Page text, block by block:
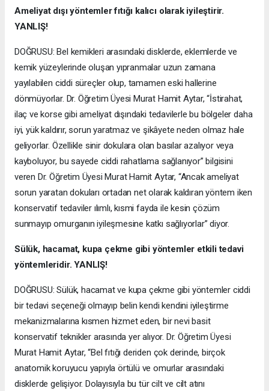
Ameliyat dışı yöntemler fıtığı kalıcı olarak iyileştirir.
YANLIŞ!
DOĞRUSU: Bel kemikleri arasındaki disklerde, eklemlerde ve
kemik yüzeylerinde oluşan yıpranmalar uzun zamana
yayılabilen ciddi süreçler olup, tamamen eski hallerine
dönmüyorlar. Dr. Öğretim Üyesi Murat Hamit Aytar, “İstirahat,
ilaç ve korse gibi ameliyat dışındaki tedavilerle bu bölgeler daha
iyi, yük kaldırır, sorun yaratmaz ve şikâyete neden olmaz hale
geliyorlar. Özellikle sinir dokulara olan basılar azalıyor veya
kayboluyor, bu sayede ciddi rahatlama sağlanıyor” bilgisini
veren Dr. Öğretim Üyesi Murat Hamit Aytar, “Ancak ameliyat
sorun yaratan dokuları ortadan net olarak kaldıran yöntem iken
konservatif tedaviler ılımlı, kısmi fayda ile kesin çözüm
sunmayıp omurganın iyileşmesine katkı sağlıyorlar” diyor.
Sülük, hacamat, kupa çekme gibi yöntemler etkili tedavi
yöntemleridir. YANLIŞ!
DOĞRUSU: Sülük, hacamat ve kupa çekme gibi yöntemler ciddi
bir tedavi seçeneği olmayıp belin kendi kendini iyileştirme
mekanizmalarına kısmen hizmet eden, bir nevi basit
konservatif teknikler arasında yer alıyor. Dr. Öğretim Üyesi
Murat Hamit Aytar, “Bel fıtığı deriden çok derinde, birçok
anatomik koruyucu yapıyla örtülü ve omurlar arasındaki
disklerde gelişiyor. Dolayısıyla bu tür cilt ve cilt atını